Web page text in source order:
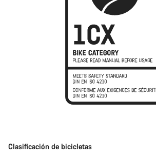
Clasificación de bicicletas